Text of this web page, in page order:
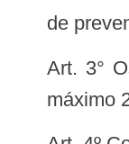
de
Art. 3° Os membros da CAMS serão nomeados por Portaria desta Secretaria de Vigilância em Saúde, com mandato de no
máximo